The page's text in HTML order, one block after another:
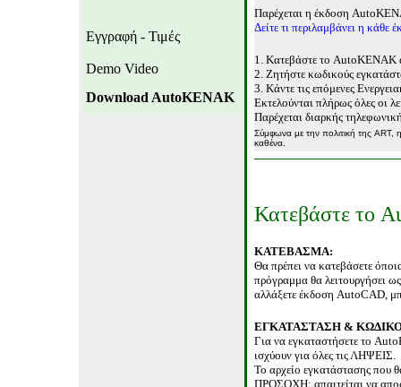
Εγγραφή - Τιμές
Demo Video
Download AutoKENAK
Παρέχεται η έκδοση
Δείτε τι περιλαμβάνει η κάθε
1. Κατεβάστε το AutoKENAK
2. Ζητήστε κωδικούς
3. Κάντε τις επόμενες
Εκτελούνται πλήρως όλες οι
Παρέχεται διαρκής
Σύμφωνα με την πολιτική της ART,
καθένα.
Κατεβάστε το
ΚΑΤΕΒΑΣΜΑ:
Θα πρέπει να κατεβάσετε
πρόγραμμα θα λειτουργήσει
αλλάξετε έκδοση AutoCAD,
ΕΓΚΑΤΑΣΤΑΣΗ &
Για να εγκαταστήσετε το
ισχύουν για όλες τις ΛΗΨΕΙΣ.
Το αρχείο εγκατάστασης που
ΠΡΟΣΟΧΗ: απαιτείται να